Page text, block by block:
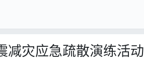
减灾应急疏散演练活动